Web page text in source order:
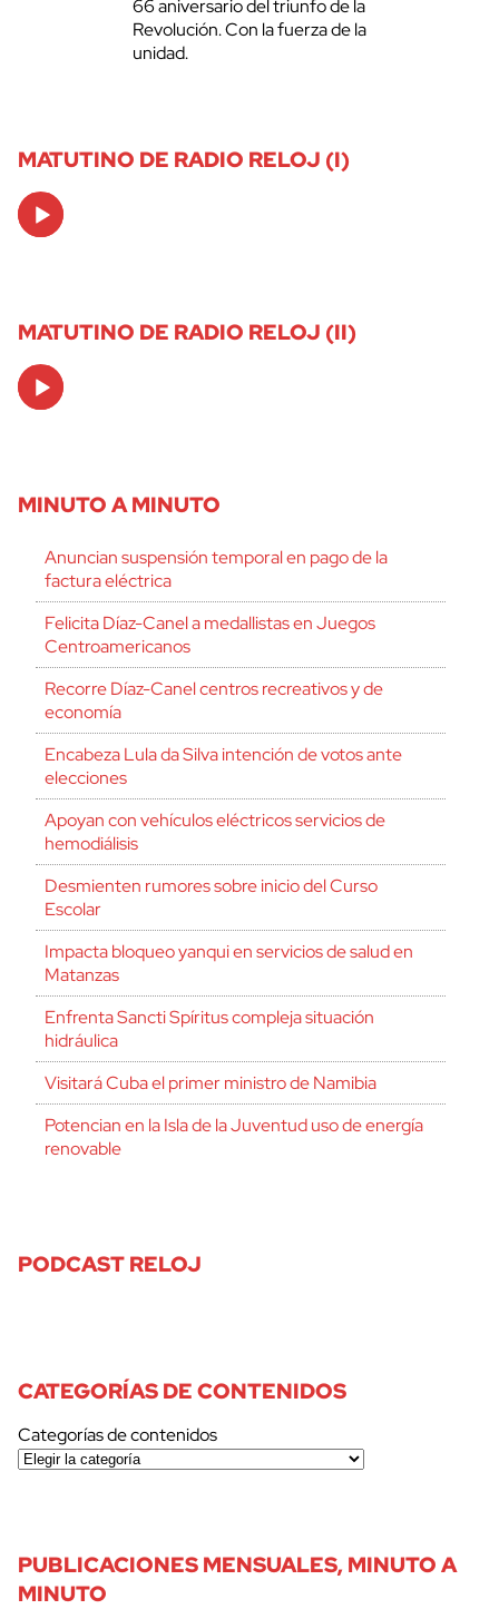
66 aniversario del triunfo de la
Revolución. Con la fuerza de la
unidad.
MATUTINO DE RADIO RELOJ (I)
Audio
Player
MATUTINO DE RADIO RELOJ (II)
Audio
Player
MINUTO A MINUTO
Anuncian suspensión temporal en pago de la
factura eléctrica
Felicita Díaz-Canel a medallistas en Juegos
Centroamericanos
Recorre Díaz-Canel centros recreativos y de
economía
Encabeza Lula da Silva intención de votos ante
elecciones
Apoyan con vehículos eléctricos servicios de
hemodiálisis
Desmienten rumores sobre inicio del Curso
Escolar
Impacta bloqueo yanqui en servicios de salud en
Matanzas
Enfrenta Sancti Spíritus compleja situación
hidráulica
Visitará Cuba el primer ministro de Namibia
Potencian en la Isla de la Juventud uso de energía
renovable
PODCAST RELOJ
CATEGORÍAS DE CONTENIDOS
Categorías de contenidos
PUBLICACIONES MENSUALES, MINUTO A
MINUTO